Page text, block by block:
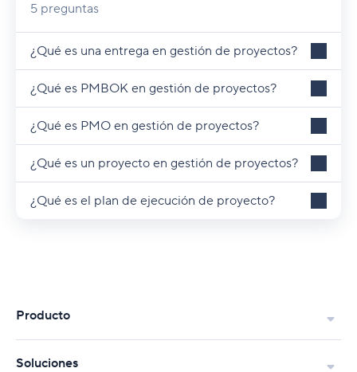
5 preguntas
¿Qué es una entrega en gestión de proyectos?
¿Qué es PMBOK en gestión de proyectos?
¿Qué es PMO en gestión de proyectos?
¿Qué es un proyecto en gestión de proyectos?
¿Qué es el plan de ejecución de proyecto?
Producto
Soluciones